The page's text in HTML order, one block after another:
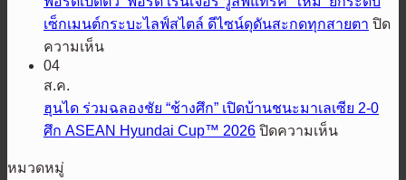
ปี
รุ่น
ย่อย
ปี
แรก
67%
เหนือ
กระแส
ดี
ประเทศไทย
LINE
MAN
เซ็กเมนต์กระบะไลฟ์สไตล์ ดีไซน์ดุดันสะกดทุกสายตา ปิด
ความเห็นบน
เปิด
ตัว
04
ส.ค.
ฮุนได ร่วมฉลองชัย “ช้างศึก” เปิดบ้านชนะมาเลเซีย 2-0
ศึก ASEAN Hyundai Cup™ 2026 ปิดความเห็นบน
หมวดหมู่